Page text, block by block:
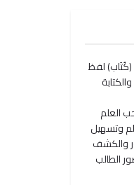
لفظ
العلم
وتسهيل
والكشف
الطالب